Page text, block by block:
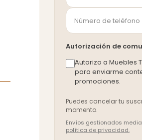
Autorización de
Autorizo a Muebles
para enviarme
promociones.
Puedes cancelar tu
momento.
Envíos gestionados
política de privacidad.